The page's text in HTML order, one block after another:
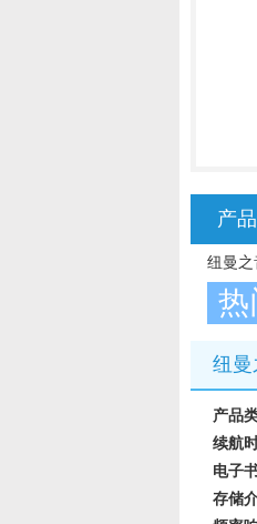
产
纽曼之
热
纽曼
产品
续航
电子
存储